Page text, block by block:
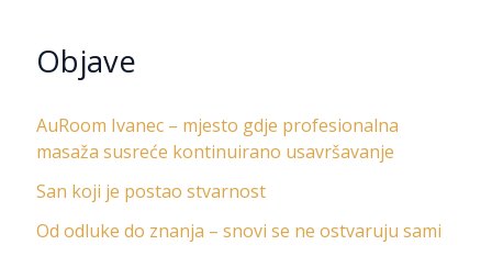
Objave
AuRoom Ivanec – mjesto gdje profesionalna
masaža susreće kontinuirano usavršavanje
San koji je postao stvarnost
Od odluke do znanja – snovi se ne ostvaruju sami